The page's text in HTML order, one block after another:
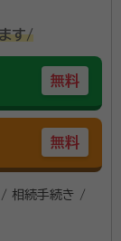
す/
無料
無料
相続手続き /